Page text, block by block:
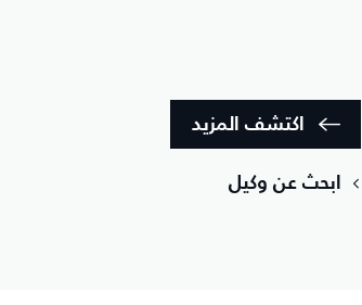
اكتشف المزيد
ابحث عن وكيل